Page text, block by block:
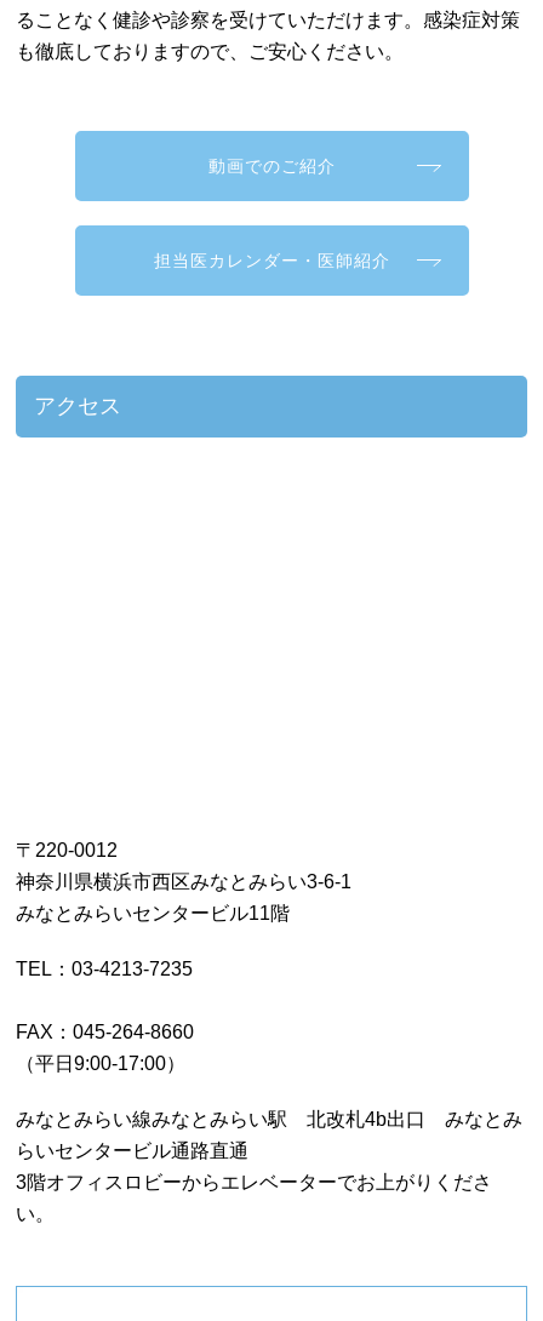
ることなく健診や診察を受けていただけます。感染症対策
も徹底しておりますので、ご安心ください。
動画でのご紹介
担当医カレンダー・医師紹介
アクセス
〒220-0012
神奈川県横浜市西区みなとみらい3-6-1
みなとみらいセンタービル11階
TEL：03-4213-7235
FAX：045-264-8660
（平日9:00-17:00）
みなとみらい線みなとみらい駅 北改札4b出口 みなとみ
らいセンタービル通路直通
3階オフィスロビーからエレベーターでお上がりくださ
い。